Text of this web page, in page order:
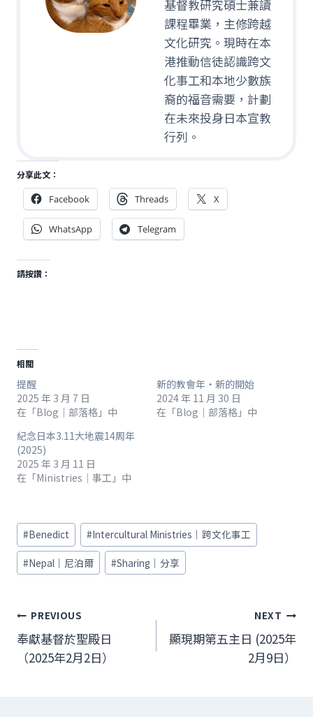
基督教研究碩士兼讀
課程畢業，主修跨越
文化研究。現時在本
港推動信徒認識跨文
化事工和本地少數族
裔的福音需要，計劃
在未來投身日本宣教
行列。
分享此文：
Facebook Threads X
WhatsApp Telegram
請按讚：
相關
提醒
2025 年 3 月 7 日
在「Blog｜部落格」中
新的教會年‧新的開始
2024 年 11 月 30 日
在「Blog｜部落格」中
紀念日本3.11大地震14周年
(2025)
2025 年 3 月 11 日
在「Ministries｜事工」中
Post
Tags:
#Benedict #Intercultural Ministries｜跨文化事工
#Nepal｜尼泊爾 #Sharing｜分享
文
章
導
PREVIOUS
奉獻基督於聖殿日
（2025年2月2日）
NEXT
顯現期第五主日 (2025年
2月9日）